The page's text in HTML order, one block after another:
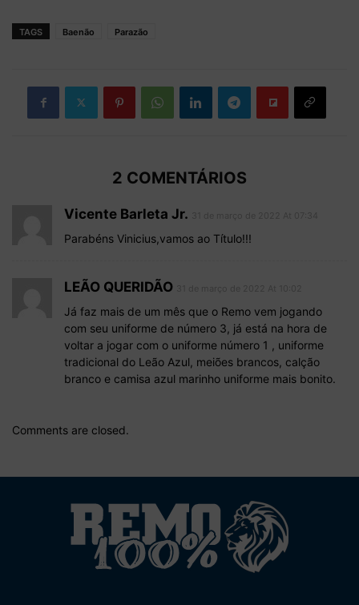
TAGS Baenão Parazão
2 COMENTÁRIOS
Vicente Barleta Jr.
Parabéns Vinicius,vamos ao Título!!!
LEÃO QUERIDÃO
Já faz mais de um mês que o Remo vem jogando
com seu uniforme de número 3, já está na hora de
voltar a jogar com o uniforme número 1 , uniforme
tradicional do Leão Azul, meiões brancos, calção
branco e camisa azul marinho uniforme mais bonito.
Comments are closed.